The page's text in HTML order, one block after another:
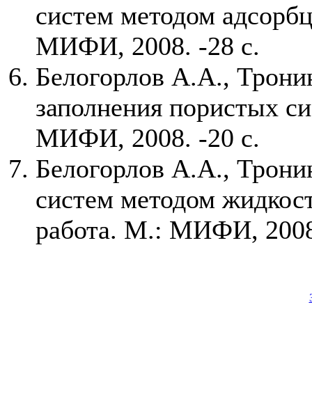
систем методом
МИФИ, 2008. -28 с.
Белогорлов А.А.,
заполнения пористых
МИФИ, 2008. -20 с.
Белогорлов А.А.,
систем методом
работа. М.: МИФИ,